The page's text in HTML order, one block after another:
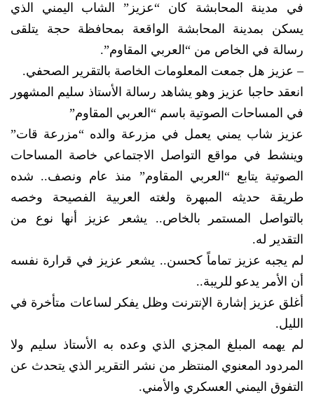
في مدينة المحابشة كان “عزيز” الشاب اليمني الذي
يسكن بمدينة المحابشة الواقعة بمحافظة حجة يتلقى
رسالة في الخاص من “العربي المقاوم”.
– عزيز هل جمعت المعلومات الخاصة بالتقرير الصحفي.
انعقد حاجبا عزيز وهو يشاهد رسالة الأستاذ سليم المشهور
في المساحات الصوتية باسم “العربي المقاوم”
عزيز شاب يمني يعمل في مزرعة والده “مزرعة قات”
وينشط في مواقع التواصل الاجتماعي خاصة المساحات
الصوتية يتابع “العربي المقاوم” منذ عام ونصف.. شده
طريقة حديثه المبهرة ولغته العربية الفصيحة وخصه
بالتواصل المستمر بالخاص.. يشعر عزيز أنها نوع من
التقدير له.
لم يجبه عزيز تماماً كحسن.. يشعر عزيز في قرارة نفسه
أن الأمر يدعو للريبة..
أغلق عزيز إشارة الإنترنت وظل يفكر لساعات متأخرة في
الليل.
لم يهمه المبلغ المجزي الذي وعده به الأستاذ سليم ولا
المردود المعنوي المنتظر من نشر التقرير الذي يتحدث عن
التفوق اليمني العسكري والأمني.